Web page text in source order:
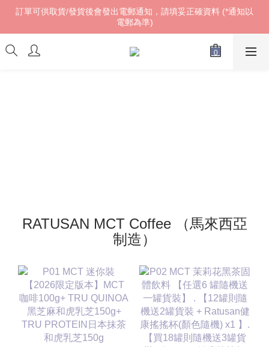
訂單可供取貨/發貨後會發出電郵通知，請填妥正確資料 (*通知以
電郵為準)
訂單可供取貨/發貨後會發出電郵通知，請填妥正確資料 (*通知以
電郵為準)
𝓌ℯ𝓁𝒸ℴ𝓂ℯ!
RATUSAN MCT Coffee （馬來西亞
制造）